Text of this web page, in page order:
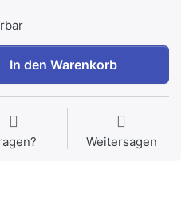
In den Warenkorb
Weitersagen